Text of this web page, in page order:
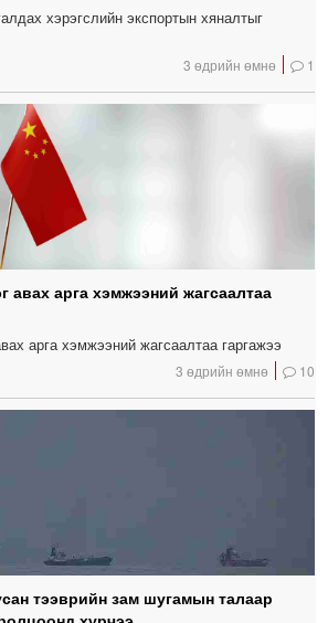
хэрэгслийн экспортын хяналтыг
3 өдрийн өмнө 1
арга хэмжээний жагсаалтаа
арга хэмжээний жагсаалтаа гаргажээ
3 өдрийн өмнө 10
тээврийн зам шугамын талаар